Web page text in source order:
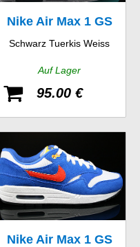
Nike Air Max 1 GS
Schwarz Tuerkis Weiss
Auf Lager
95.00 €
Nike Air Max 1 GS